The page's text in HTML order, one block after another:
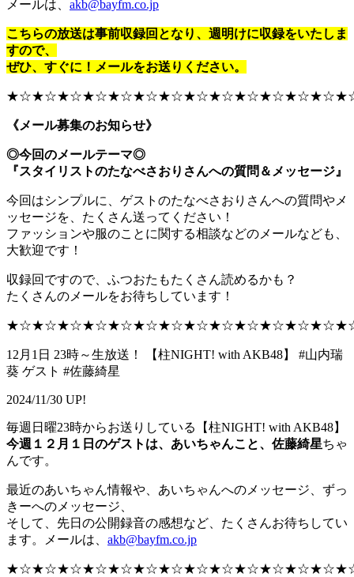
メールは、 akb@bayfm.co.jp
こちらの放送は事前収録回となり、週明けに収録をいたしま
すので、
ぜひ、すぐに！メールをお送りください。
《メール募集のお知らせ》
◎今回のメールテーマ◎
『スタイリストのたなべさおりさんへの質問＆メッセージ』
今回はシンプルに、ゲストのたなべさおりさんへの質問やメ
ッセージを、たくさん送ってください！
ファッションや服のことに関する相談などのメールなども、
大歓迎です！
収録回ですので、ふつおたもたくさん読めるかも？
たくさんのメールをお待ちしています！
12月1日 23時～生放送！ 【柱NIGHT! with AKB48】 #山内瑞
葵 ゲスト #佐藤綺星
2024/11/30 UP!
毎週日曜23時からお送りしている【柱NIGHT! with AKB48】
今週１２月１日のゲストは、あいちゃんこと、佐藤綺星ちゃ
んです。
最近のあいちゃん情報や、あいちゃんへのメッセージ、ずっ
きーへのメッセージ、
そして、先日の公開録音の感想など、たくさんお待ちしてい
ます。メールは、 akb@bayfm.co.jp